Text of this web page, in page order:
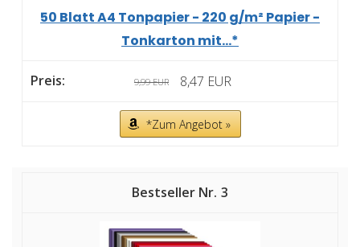
50 Blatt A4 Tonpapier - 220 g/m² Papier -
Tonkarton mit...*
9,99 EUR 8,47 EUR
*Zum Angebot »
3